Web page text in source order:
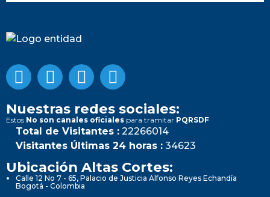
Nuestras redes sociales:
Estos No son canales oficiales para tramitar PQRSDF
Total de Visitantes : 22266014
Visitantes Últimas 24 horas : 34623
Ubicación Altas Cortes:
Calle 12 No 7 - 65, Palacio de Justicia Alfonso Reyes Echandía
Bogotá - Colombia